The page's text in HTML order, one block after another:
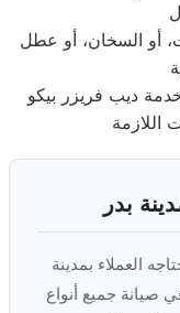
أو السخان، أو عطل
ديب فريزر بيكو
بدر
العملاء بمدينة
صيانة جميع أنواع